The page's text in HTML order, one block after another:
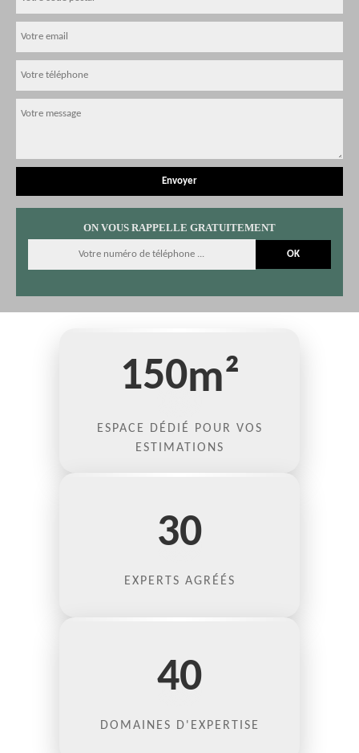
ON VOUS RAPPELLE GRATUITEMENT
150m²
ESPACE DÉDIÉ POUR VOS
ESTIMATIONS
30
EXPERTS AGRÉÉS
40
DOMAINES D'EXPERTISE